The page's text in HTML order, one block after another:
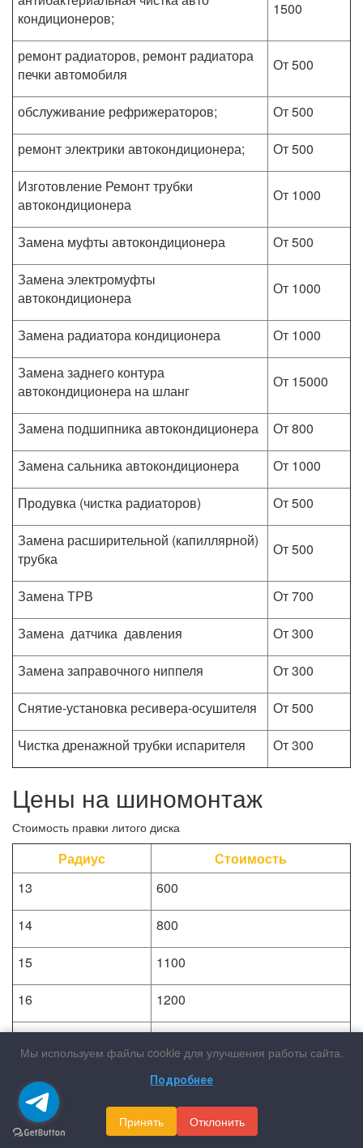
кондиционеров;
1500
ремонт радиаторов, ремонт радиатора
печки автомобиля
От 500
обслуживание рефрижераторов;
От 500
ремонт электрики автокондиционера;
От 500
Изготовление Ремонт трубки
автокондиционера
От 1000
Замена муфты автокондиционера
От 500
Замена электромуфты
автокондиционера
От 1000
Замена радиатора кондиционера
От 1000
Замена заднего контура
автокондиционера на шланг
От 15000
Замена подшипника автокондиционера
От 800
Замена сальника автокондиционера
От 1000
Продувка (чистка радиаторов)
От 500
Замена расширительной (капиллярной)
трубка
От 500
Замена ТРВ
От 700
Замена датчика давления
От 300
Замена заправочного ниппеля
От 300
Снятие-установка ресивера-осушителя
От 500
Чистка дренажной трубки испарителя
От 300
Цены на шиномонтаж
Стоимость правки литого диска
Радиус
Стоимость
13
600
14
800
15
1100
16
1200
17
1400
1900
19
2200
Мы используем файлы cookie для улучшения работы сайта.
Подробнее
Принять Отклонить